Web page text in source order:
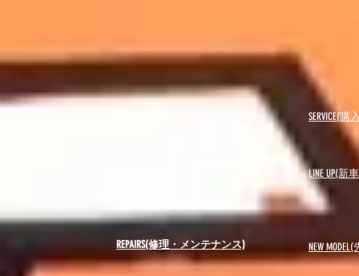
SERVICE(
LINE UP(新
REPAIRS(修理・メンテナンス) NEW MODEL(